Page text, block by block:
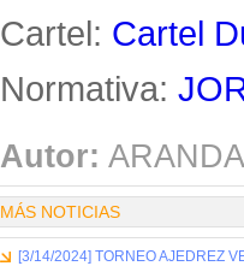
Cartel: Cartel
Normativa:
Autor:
MÁS NOTICIAS
[3/14/2024] TORNEO AJEDREZ